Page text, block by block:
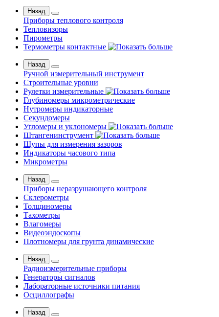
Назад
Приборы теплового контроля
Тепловизоры
Пирометры
Термометры контактные
Назад
Ручной измерительный инструмент
Строительные уровни
Рулетки измерительные
Глубиномеры микрометрические
Нутромеры индикаторные
Секундомеры
Угломеры и уклономеры
Штангенинструмент
Щупы для измерения зазоров
Индикаторы часового типа
Микрометры
Назад
Приборы неразрушающего контроля
Склерометры
Толщиномеры
Тахометры
Влагомеры
Видеоэндоскопы
Плотномеры для грунта динамические
Назад
Радиоизмерительные приборы
Генераторы сигналов
Лабораторные источники питания
Осциллографы
Назад